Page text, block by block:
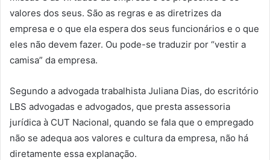
valores dos seus. São as regras e as diretrizes da
empresa e o que ela espera dos seus funcionários e o que
eles não devem fazer. Ou pode-se traduzir por “vestir a
camisa” da empresa.
Segundo a advogada trabalhista Juliana Dias, do escritório
LBS advogadas e advogados, que presta assessoria
jurídica à CUT Nacional, quando se fala que o empregado
não se adequa aos valores e cultura da empresa, não há
diretamente essa explanação.